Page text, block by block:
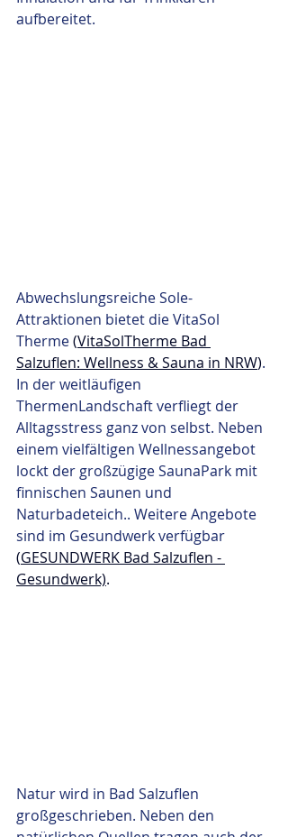
aufbereitet.
Abwechslungsreiche Sole-
Attraktionen bietet die VitaSol
Therme (VitaSolTherme Bad
Salzuflen: Wellness & Sauna in NRW).
In der weitläufigen
ThermenLandschaft verfliegt der
Alltagsstress ganz von selbst. Neben
einem vielfältigen Wellnessangebot
lockt der großzügige SaunaPark mit
finnischen Saunen und
Naturbadeteich.. Weitere Angebote
sind im Gesundwerk verfügbar
(GESUNDWERK Bad Salzuflen -
Gesundwerk).
Natur wird in Bad Salzuflen
großgeschrieben. Neben den